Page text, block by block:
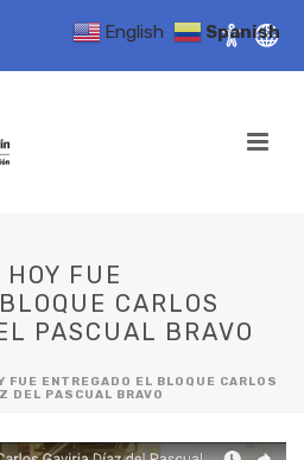
FUE
CARLOS
PASCUAL BRAVO
FUE ENTREGADO EL BLOQUE CARLOS
DEL PASCUAL BRAVO
English Spanish